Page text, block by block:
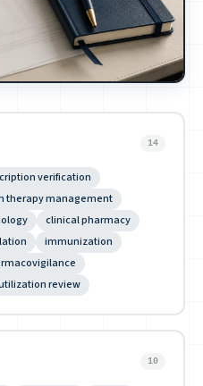
14
verification
therapy management
clinical pharmacy
immunization
review
10